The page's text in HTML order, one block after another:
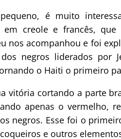
é muito
em creole e francês,
nos acompanhou e foi
negros liderados por
o Haiti o primeiro
vitória cortando a parte
apenas o vermelho,
negros. Esse foi o
e outros